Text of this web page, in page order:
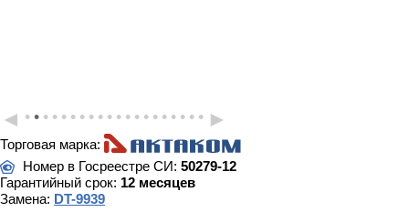
• • • • • • • • • • • • • • • • • • • •
◄ ►
Торговая марка:
Номер в Госреестре СИ: 50279-12
Гарантийный срок: 12 месяцев
Замена: DT-9939